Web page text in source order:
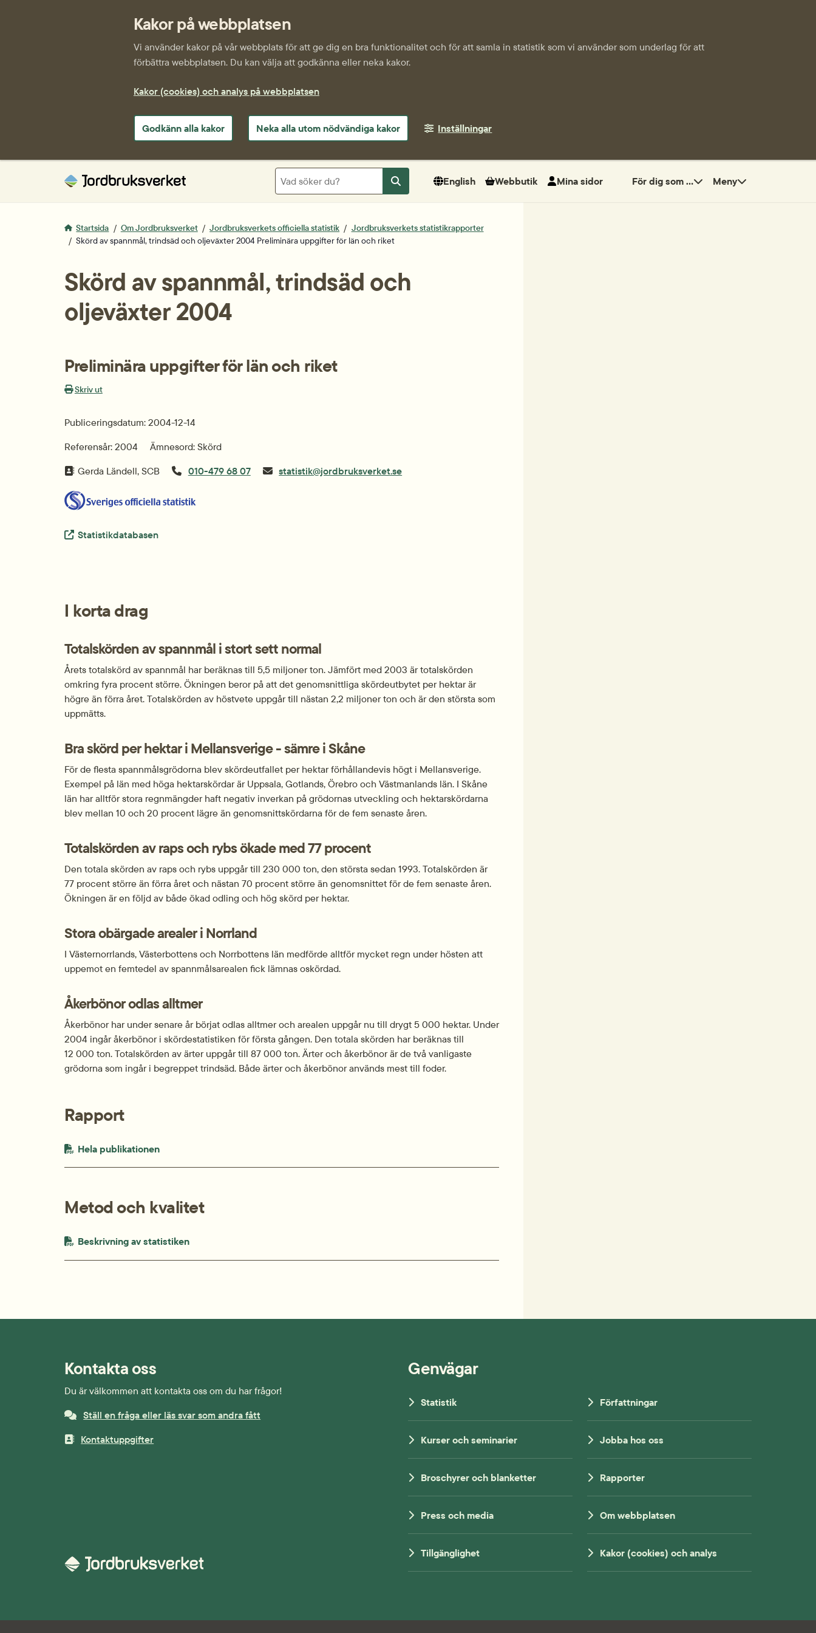
Kakor på webbplatsen
Vi använder kakor på vår webbplats för att ge dig en bra funktionalitet och för att samla in statistik som vi använder som underlag för att
förbättra webbplatsen. Du kan välja att godkänna eller neka kakor.
Kakor (cookies) och analys på webbplatsen
Godkänn alla kakor Neka alla utom nödvändiga kakor Inställningar
Sök
Sök
English Webbutik Mina sidor För dig som ... Meny
Startsida Om Jordbruksverket Jordbruksverkets officiella statistik
Jordbruksverkets statistikrapporter
Skörd av spannmål, trindsäd och oljeväxter 2004 Preliminära uppgifter för län och riket
Skörd av spannmål, trindsäd och
oljeväxter 2004
Preliminära uppgifter för län och riket
Skriv ut
Publiceringsdatum: 2004-12-14
Referensår: 2004
Ämnesord: Skörd
Gerda Ländell, SCB
010-479 68 07 statistik@jordbruksverket.se
Extern länk.
Statistikdatabasen
I korta drag
Totalskörden av spannmål i stort sett normal
Årets totalskörd av spannmål har beräknas till 5,5 miljoner ton. Jämfört med 2003 är totalskörden
omkring fyra procent större. Ökningen beror på att det genomsnittliga skördeutbytet per hektar är
högre än förra året. Totalskörden av höstvete uppgår till nästan 2,2 miljoner ton och är den största som
uppmätts.
Bra skörd per hektar i Mellansverige - sämre i Skåne
För de flesta spannmålsgrödorna blev skördeutfallet per hektar förhållandevis högt i Mellansverige.
Exempel på län med höga hektarskördar är Uppsala, Gotlands, Örebro och Västmanlands län. I Skåne
län har alltför stora regnmängder haft negativ inverkan på grödornas utveckling och hektarskördarna
blev mellan 10 och 20 procent lägre än genomsnittskördarna för de fem senaste åren.
Totalskörden av raps och rybs ökade med 77 procent
Den totala skörden av raps och rybs uppgår till 230 000 ton, den största sedan 1993. Totalskörden är
77 procent större än förra året och nästan 70 procent större än genomsnittet för de fem senaste åren.
Ökningen är en följd av både ökad odling och hög skörd per hektar.
Stora obärgade arealer i Norrland
I Västernorrlands, Västerbottens och Norrbottens län medförde alltför mycket regn under hösten att
uppemot en femtedel av spannmålsarealen fick lämnas oskördad.
Åkerbönor odlas alltmer
Åkerbönor har under senare år börjat odlas alltmer och arealen uppgår nu till drygt 5 000 hektar. Under
2004 ingår åkerbönor i skördestatistiken för första gången. Den totala skörden har beräknas till
12 000 ton. Totalskörden av ärter uppgår till 87 000 ton. Ärter och åkerbönor är de två vanligaste
grödorna som ingår i begreppet trindsäd. Både ärter och åkerbönor används mest till foder.
Rapport
PDF-fil.
Hela publikationenpdf, 301.3 kB.
Metod och kvalitet
PDF-fil.
Beskrivning av statistikenpdf, 116.8 kB.
Kontakta oss
Du är välkommen att kontakta oss om du har frågor!
Ställ en fråga eller läs svar som andra fått
Kontaktuppgifter
Genvägar
Statistik Författningar
Kurser och seminarier Jobba hos oss
Broschyrer och blanketter Rapporter
Press och media Om webbplatsen
Tillgänglighet Kakor (cookies) och analys